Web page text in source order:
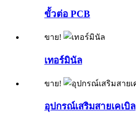
ขั้วต่อ PCB
ขาย!
เทอร์มินัล
ขาย!
อุปกรณ์เสริมสายเคเบิล